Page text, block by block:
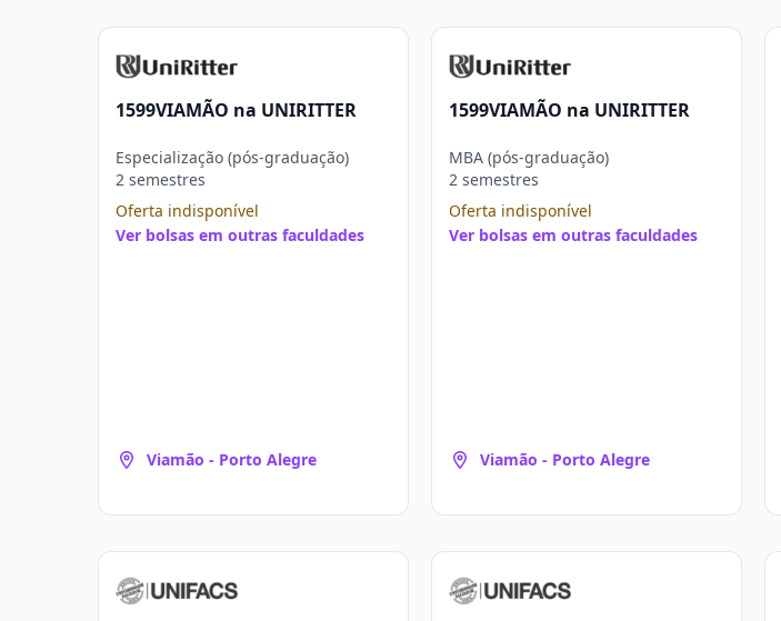
1599VIAMÃO na UNIRITTER
Especialização (pós-graduação)
2 semestres
Oferta indisponível
Ver bolsas em outras faculdades
Viamão - Porto Alegre
1599VIAMÃO na UNIRITTER
MBA (pós-graduação)
2 semestres
Oferta indisponível
Ver bolsas em outras faculdades
Viamão - Porto Alegre